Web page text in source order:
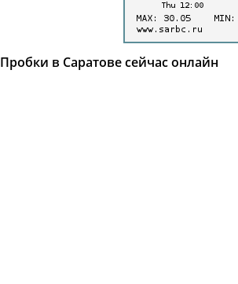
Пробки в Саратове сейчас онлайн